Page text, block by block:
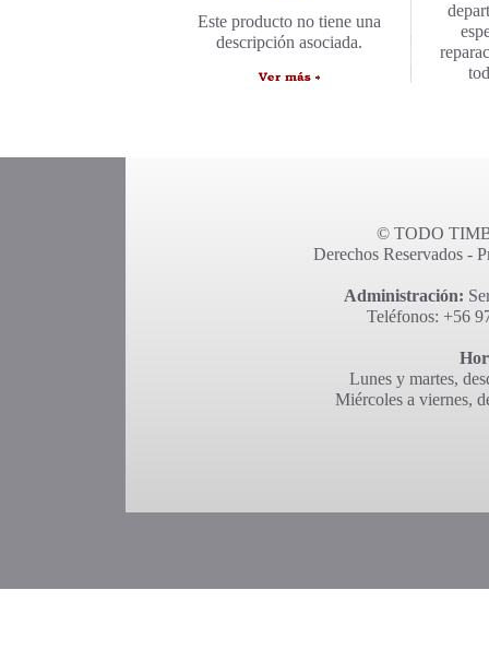
Este producto no tiene una
descripción asociada.
© TODO
Derechos Reservados -
Administración:
Teléfonos: +56
Lunes y martes,
Miércoles a viernes,